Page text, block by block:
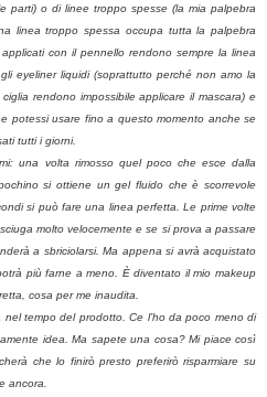
parti) o di linee troppo spesse (la mia palpebra
linea troppo spessa occupa tutta la palpebra
con il pennello rendono sempre la linea
eyeliner liquidi (soprattutto perché non amo la
rendono impossibile applicare il mascara) e
potessi usare fino a questo momento anche se
tutti i giorni.
una volta rimosso quel poco che esce dalla
si ottiene un gel fluido che è scorrevole
si può fare una linea perfetta. Le prime volte
molto velocemente e se si prova a passare
a sbriciolarsi. Ma appena si avrà acquistato
più farne a meno. È diventato il mio makeup
cosa per me inaudita.
tempo del prodotto. Ce l’ho da poco meno di
idea. Ma sapete una cosa? Mi piace così
che lo finirò presto preferirò risparmiare su
ancora.